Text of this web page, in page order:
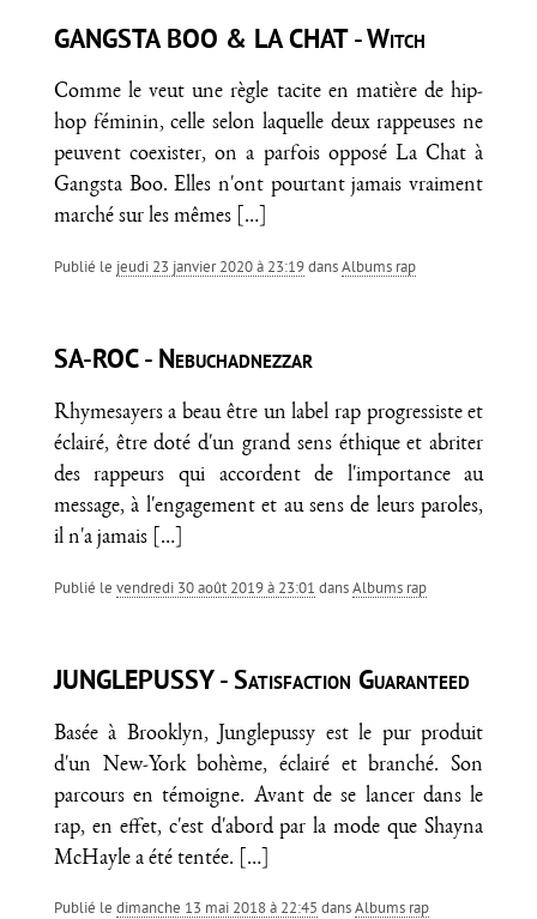
GANGSTA BOO & LA CHAT - Witch
Comme le veut une règle tacite en matière de hip-
hop féminin, celle selon laquelle deux rappeuses ne
peuvent coexister, on a parfois opposé La Chat à
Gangsta Boo. Elles n'ont pourtant jamais vraiment
marché sur les mêmes
[…]
Publié le jeudi 23 janvier 2020 à 23:19dansAlbums rap
SA-ROC - Nebuchadnezzar
Rhymesayers a beau être un label rap progressiste et
éclairé, être doté d'un grand sens éthique et abriter
des rappeurs qui accordent de l'importance au
message, à l'engagement et au sens de leurs paroles,
il n'a jamais
[…]
Publié le vendredi 30 août 2019 à 23:01 dansAlbums rap
JUNGLEPUSSY - Satisfaction Guaranteed
Basée à Brooklyn, Junglepussy est le pur produit
d'un New-York bohème, éclairé et branché. Son
parcours en témoigne. Avant de se lancer dans le
rap, en effet, c'est d'abord par la mode que Shayna
McHayle a été tentée.
[…]
Publié le dimanche 13 mai 2018 à 22:45 dansAlbums rap